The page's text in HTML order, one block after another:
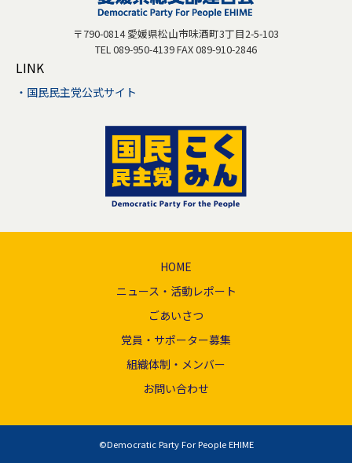
〒790-0814 愛媛県松山市味酒町3丁目2-5-103
TEL 089-950-4139 FAX 089-910-2846
LINK
国民民主党公式サイト
HOME
ニュース・活動レポート
ごあいさつ
党員・サポーター募集
組織体制・メンバー
お問い合わせ
©Democratic Party For People EHIME